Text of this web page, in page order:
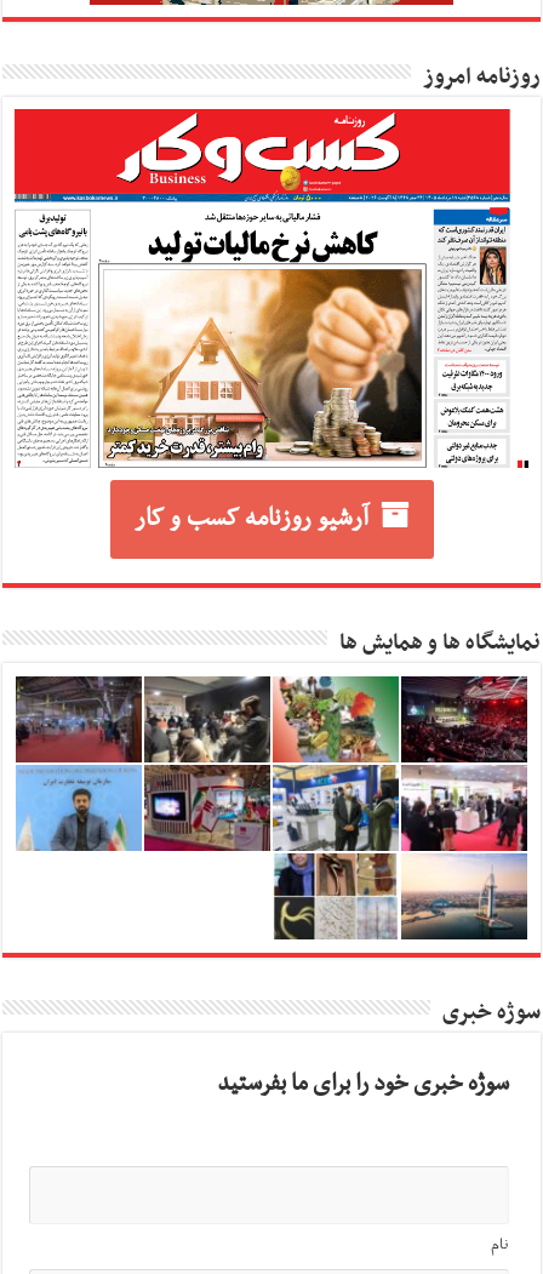
روزنامه امروز
آرشیو روزنامه کسب و کار
نمایشگاه ها و همایش ها
سوژه خبری
سوژه خبری خود را برای ما بفرستید
نام